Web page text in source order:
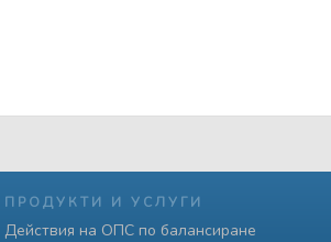
ПРОДУКТИ И УСЛУГИ
Действия на ОПС по балансиране